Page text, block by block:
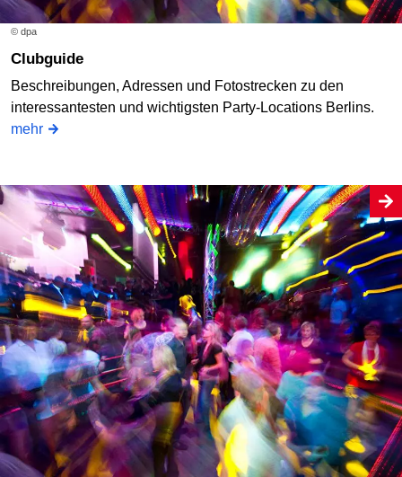
© dpa
Clubguide
Beschreibungen, Adressen und Fotostrecken zu den
interessantesten und wichtigsten Party-Locations Berlins.
mehr